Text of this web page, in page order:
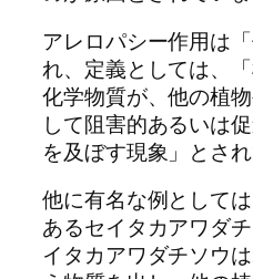
アレロパシー作用は
れ、定義としては、
化学物質が、他の植
して阻害的あるいは
を及ぼす現象」とされ
他に有名な例として
あるセイタカアワダ
イタカアワダチソウ